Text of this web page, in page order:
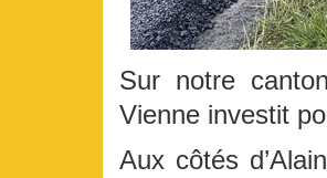
Sur notre
Vienne investit
Aux côtés